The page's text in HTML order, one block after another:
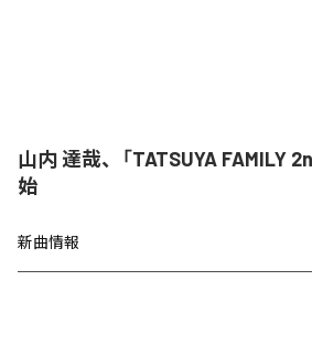
山内 達哉、「TATSUYA FAMILY
始
新曲情報